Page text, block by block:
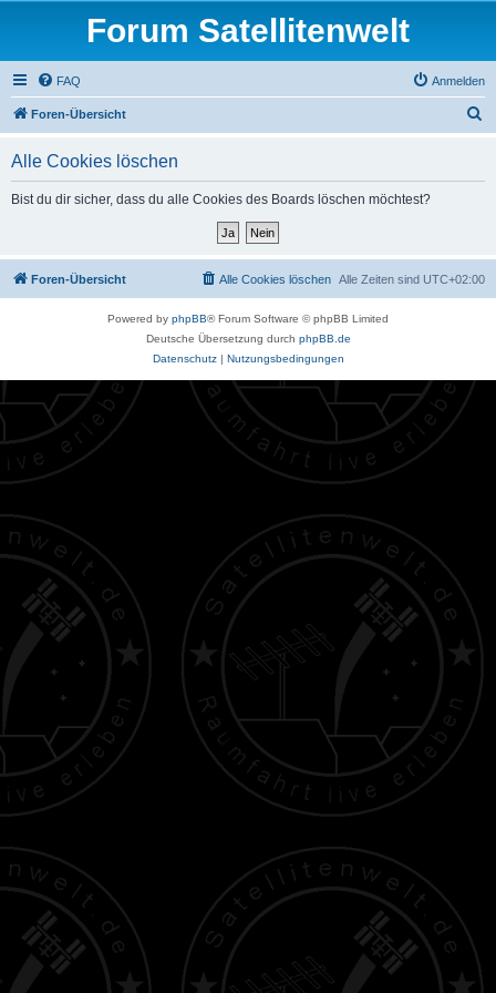
Forum Satellitenwelt
FAQ Anmelden
Foren-Übersicht
Alle Cookies löschen
Bist du dir sicher, dass du alle Cookies des Boards löschen möchtest?
Foren-Übersicht Alle Zeiten sind UTC+02:00
Alle Cookies löschen
Powered by phpBB® Forum Software © phpBB Limited
Deutsche Übersetzung durch phpBB.de
Datenschutz| Nutzungsbedingungen